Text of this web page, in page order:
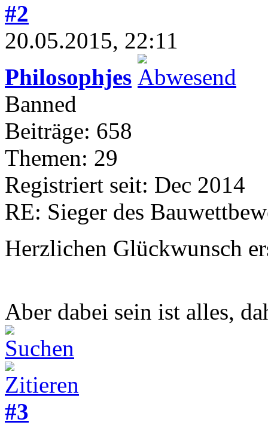
#2
20.05.2015, 22:11
Philosophjes
Banned
Beiträge: 658
Themen: 29
Registriert seit: Dec 2014
RE: Sieger des
Herzlichen Glückwunsch
Aber dabei sein ist alles,
#3